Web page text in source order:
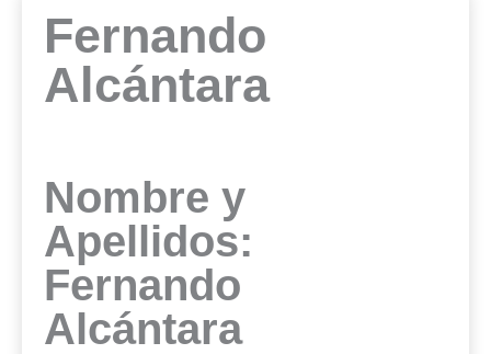
Fernando
Alcántara
Nombre y
Apellidos:
Fernando
Alcántara